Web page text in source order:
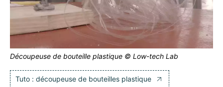
Découpeuse de bouteille plastique © Low-tech Lab
Tuto : découpeuse de bouteilles plastique